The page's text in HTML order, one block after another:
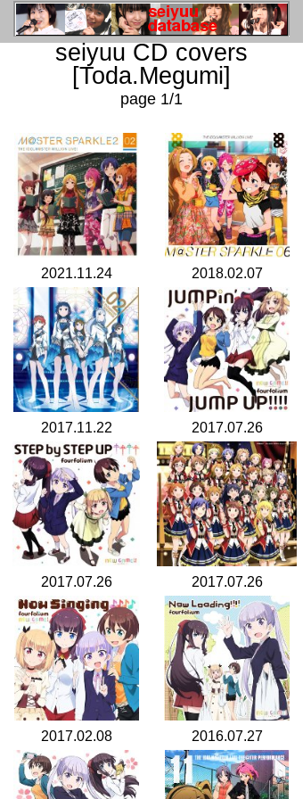
seiyuu CD covers
[Toda.Megumi]
page 1/1
2021.11.24 2018.02.07
2017.11.22 2017.07.26
2017.07.26 2017.07.26
2017.02.08 2016.07.27